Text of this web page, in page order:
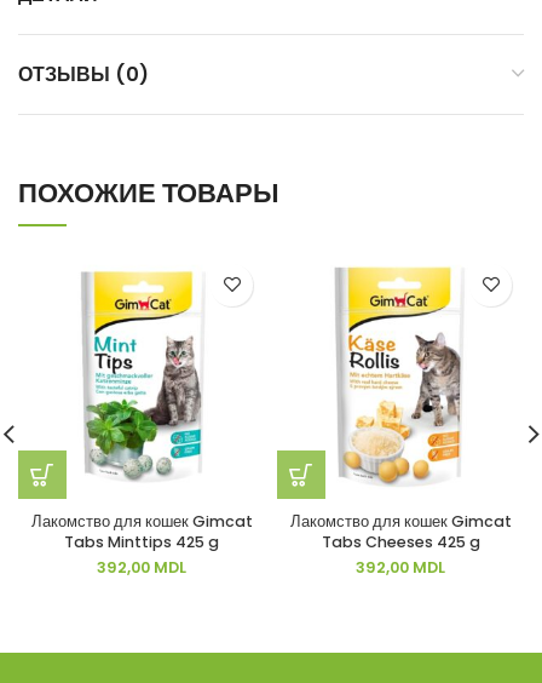
ОТЗЫВЫ (0)
ПОХОЖИЕ ТОВАРЫ
Лакомство для кошек Gimcat
Tabs Minttips 425 g
392,00 MDL
Лакомство для кошек Gimcat
Tabs Cheeses 425 g
392,00 MDL